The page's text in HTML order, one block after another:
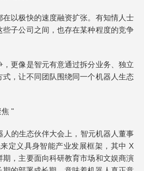
在以极快的速度融资扩张。有知情人士
子公司之间，也存在某种程度的竞争
更像是智元有意通过拆分业务、独立
，让不同团队围绕同一个机器人生态
"
人的生态伙伴大会上，智元机器人董事
定义具身智能产业发展框架，其中 X
期，主要面向科研教育市场和文娱商演